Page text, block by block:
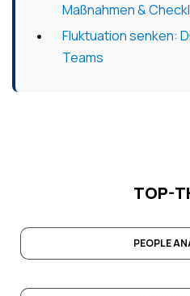
Maßnahmen &
Fluktuation senken:
Teams
TOP-
PEOPLE